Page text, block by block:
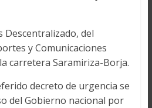
Descentralizado, del
y Comunicaciones
carretera Saramiriza-Borja.
decreto de urgencia se
del Gobierno nacional por